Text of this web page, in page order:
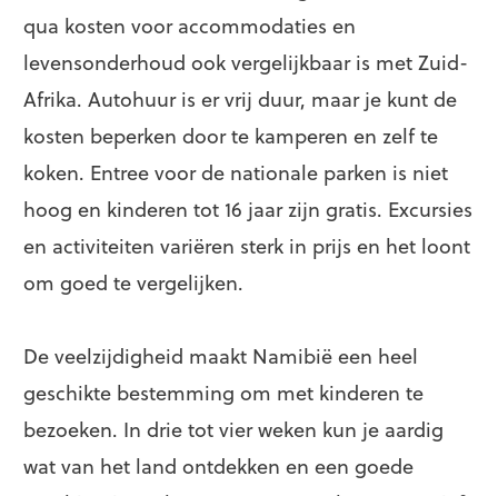
qua kosten voor accommodaties en
levensonderhoud ook vergelijkbaar is met Zuid-
Afrika. Autohuur is er vrij duur, maar je kunt de
kosten beperken door te kamperen en zelf te
koken. Entree voor de nationale parken is niet
hoog en kinderen tot 16 jaar zijn gratis. Excursies
en activiteiten variëren sterk in prijs en het loont
om goed te vergelijken.
De veelzijdigheid maakt Namibië een heel
geschikte bestemming om met kinderen te
bezoeken. In drie tot vier weken kun je aardig
wat van het land ontdekken en een goede